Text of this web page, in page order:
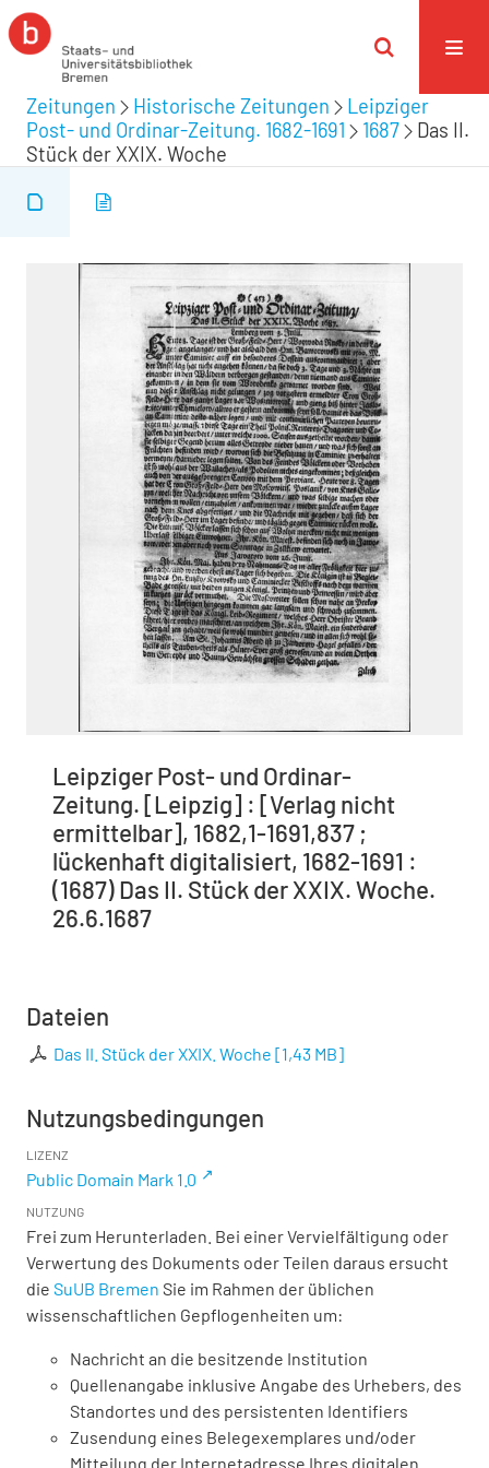
Zeitungen Historische Zeitungen
Leipziger
Post- und Ordinar-Zeitung. 1682-1691
1687
Das II.
Stück der XXIX. Woche
Leipziger Post- und Ordinar-
Zeitung. [Leipzig] : [Verlag nicht
ermittelbar], 1682,1-1691,837 ;
lückenhaft digitalisiert, 1682-1691 :
(1687) Das II. Stück der XXIX. Woche.
26.6.1687
Dateien
Das II. Stück der XXIX. Woche [1,43 MB]
Nutzungsbedingungen
LIZENZ
Public Domain Mark 1.0
NUTZUNG
Frei zum Herunterladen. Bei einer Vervielfältigung oder
Verwertung des Dokuments oder Teilen daraus ersucht
die SuUB Bremen Sie im Rahmen der üblichen
wissenschaftlichen Gepflogenheiten um:
Nachricht an die besitzende Institution
Quellenangabe inklusive Angabe des Urhebers, des
Standortes und des persistenten Identifiers
Zusendung eines Belegexemplares und/oder
Mitteilung der Internetadresse Ihres digitalen